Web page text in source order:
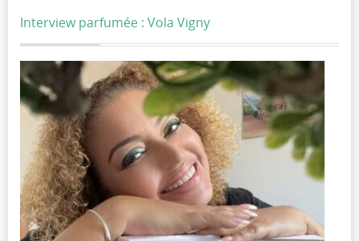
Interview parfumée : Vola Vigny